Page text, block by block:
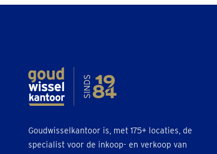
Goudwisselkantoor is, met 175+ locaties, de
specialist voor de inkoop- en verkoop van